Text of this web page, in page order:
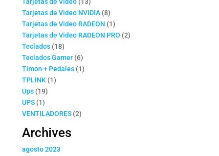
Tarjetas de Video 13
productos
Tarjetas de Video NVIDIA 88
productos
Tarjetas de Video RADEON 11
producto
Tarjetas de Video RADEON PRO 22
Teclados 1818
productos
Teclados Gamer 66
productos
Timon + Pedales 11
TPLINK 11
Ups 1919
UPS 11
producto
VENTILADORES 22
Archives
agosto 2023